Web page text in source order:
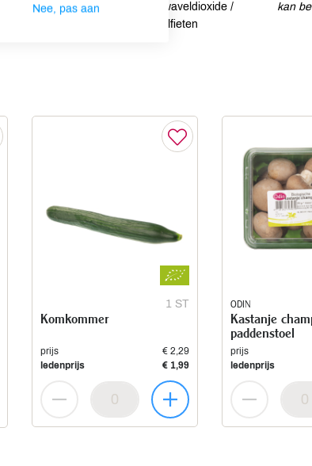
Zwaveldioxide /
sulfieten
kan
1 ST
Komkommer
prijs
€ 2,29
ledenprijs
€ 1,99
ODIN
Kastanje
paddenstoel
prijs
ledenprijs
Nee, pas aan